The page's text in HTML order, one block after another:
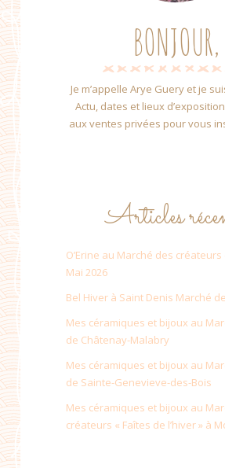
BONJOUR,
Je m’appelle Arye Guery et je
Actu, dates et lieux
aux ventes privées pour vous
Articles
O’Erine au Marché des
Mai 2026
Bel Hiver à Saint Denis Marché
Mes céramiques et bijoux au
de Châtenay-Malabry
Mes céramiques et bijoux au
de Sainte-Genevieve-des-Bois
Mes céramiques et bijoux au
créateurs « Faîtes de l’hiver » à